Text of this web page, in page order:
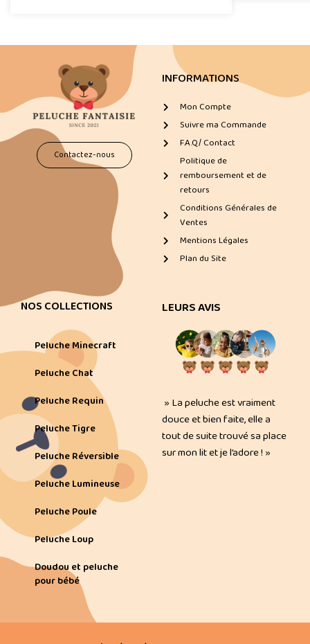
Contactez-nous
INFORMATIONS
Mon Compte
Suivre ma Commande
F.A.Q/ Contact
Politique de
remboursement et de
retours
Conditions Générales de
Ventes
Mentions Légales
Plan du Site
NOS COLLECTIONS
Peluche Minecraft
Peluche Chat
Peluche Requin
Peluche Tigre
Peluche Réversible
Peluche Lumineuse
Peluche Poule
Peluche Loup
Doudou et peluche
pour bébé
LEURS AVIS
» La peluche est vraiment
douce et bien faite, elle a
tout de suite trouvé sa place
sur mon lit et je l’adore ! »